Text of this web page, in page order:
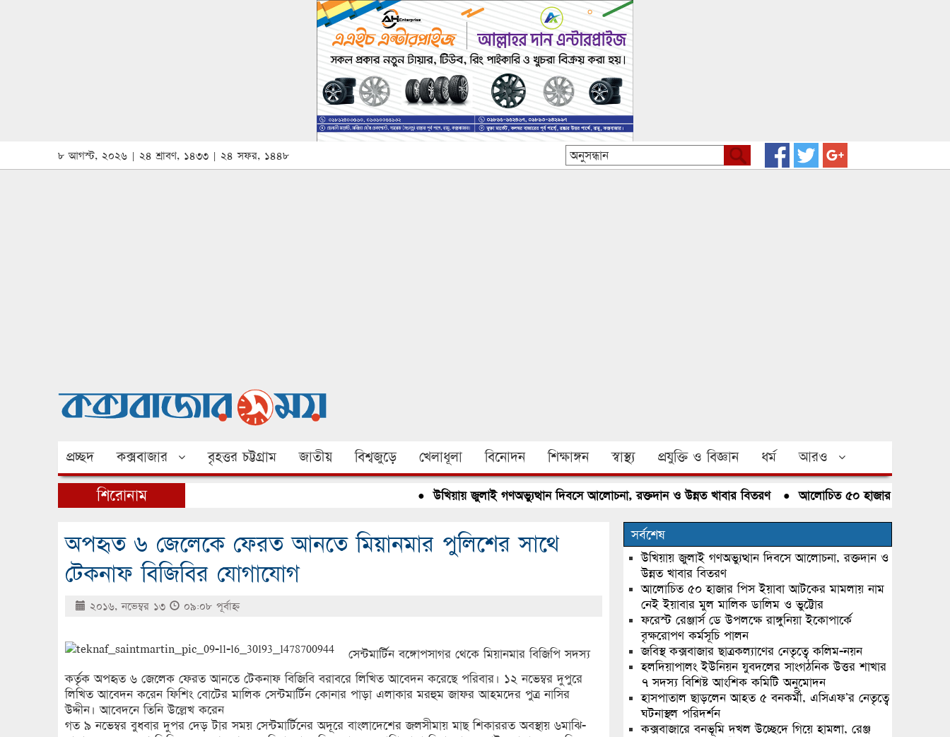
৮ আগস্ট, ২০২৬ | ২৪ শ্রাবণ, ১৪৩৩ | ২৪ সফর, ১৪৪৮
প্রচ্ছদ কক্সবাজার বৃহত্তর চট্টগ্রাম জাতীয় বিশ্বজুড়ে খেলাধূলা বিনোদন শিক্ষাঙ্গন স্বাস্থ্য প্রযুক্তি ও বিজ্ঞান ধর্ম আরও
শিরোনাম উখিয়ায় জুলাই গণঅভ্যুত্থান দিবসে আলোচনা, রক্তদান ও উন্নত খাবার বিতরণ● আলোচিত ৫০ হাজার পিস ইয়াবা
অপহৃত ৬ জেলেকে ফেরত আনতে মিয়ানমার পুলিশের সাথে
টেকনাফ বিজিবির যোগাযোগ
২০১৬, নভেম্বর ১৩ ০৯:০৮ পূর্বাহ্ণ
সেন্টমার্টিন বঙ্গোপসাগর থেকে মিয়ানমার বিজিপি সদস্য
কর্তৃক অপহৃত ৬ জেলেক ফেরত আনতে টেকনাফ বিজিবি বরাবরে লিখিত আবেদন করেছে পরিবার। ১২ নভেম্বর দুপুরে
লিখিত আবেদন করেন ফিশিং বোটের মালিক সেন্টমার্টিন কোনার পাড়া এলাকার মরহুম জাফর আহমদের পুত্র নাসির
উদ্দীন। আবেদনে তিনি উল্লেখ করেন
গত ৯ নভেম্বর বুধবার দুপর দেড় টার সময় সেন্টমার্টিনের অদূরে বাংলাদেশের জলসীমায় মাছ শিকাররত অবস্থায় ৬মাঝি-
সর্বশেষ
উখিয়ায় জুলাই গণঅভ্যুত্থান দিবসে আলোচনা, রক্তদান ও
উন্নত খাবার বিতরণ
আলোচিত ৫০ হাজার পিস ইয়াবা আটকের মামলায় নাম
নেই ইয়াবার মুল মালিক ডালিম ও ভুট্টোর
ফরেস্ট রেঞ্জার্স ডে উপলক্ষে রাঙ্গুনিয়া ইকোপার্কে
বৃক্ষরোপণ কর্মসূচি পালন
জবিস্থ কক্সবাজার ছাত্রকল্যাণের নেতৃত্বে কলিম-নয়ন
হলদিয়াপালং ইউনিয়ন যুবদলের সাংগঠনিক উত্তর শাখার
৭ সদস্য বিশিষ্ট আংশিক কমিটি অনুমোদন
হাসপাতাল ছাড়লেন আহত ৫ বনকর্মী, এসিএফ’র নেতৃত্বে
ঘটনাস্থল পরিদর্শন
কক্সবাজারে বনভূমি দখল উচ্ছেদে গিয়ে হামলা, রেঞ্জ